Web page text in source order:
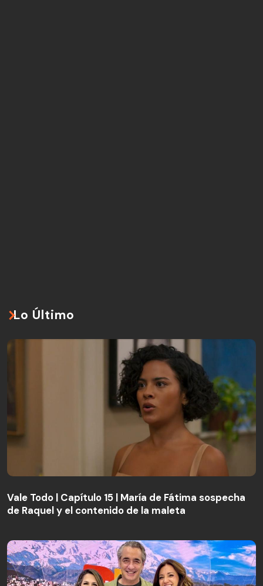
Lo Último
de Raquel y el contenido de la maleta
Vale Todo | Capítulo 15 | María de Fátima sospecha
de Raquel y el contenido de la maleta